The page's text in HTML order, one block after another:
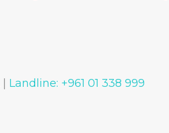
| Landline: +961 01 338 999